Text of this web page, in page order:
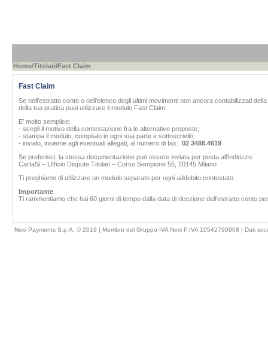
Home/Titolari/Fast Claim
Fast Claim
Se nell'estratto conto o nell’elenco degli ultimi movimenti non ancora contabilizzati
della tua pratica puoi utilizzare il modulo Fast Claim.
E’ molto semplice:
- scegli il motivo della contestazione fra le alternative proposte;
- stampa il modulo, compilalo in ogni sua parte e sottoscrivilo;
- invialo, insieme agli eventuali allegati, al numero di fax: 02 3488.4619.
Se preferisci, la stessa documentazione può essere inviata per posta all'indirizzo:
CartaSi – Ufficio Dispute Titolari – Corso Sempione 55, 20145 Milano
Ti preghiamo di utilizzare un modulo separato per ogni addebito contestato.
Importante
Ti rammentiamo che hai 60 giorni di tempo dalla data di ricezione dell’estratto conto
Nexi Payments S.p.A. © 2019 | Membro del Gruppo IVA Nexi P.IVA 10542790968 | Dati